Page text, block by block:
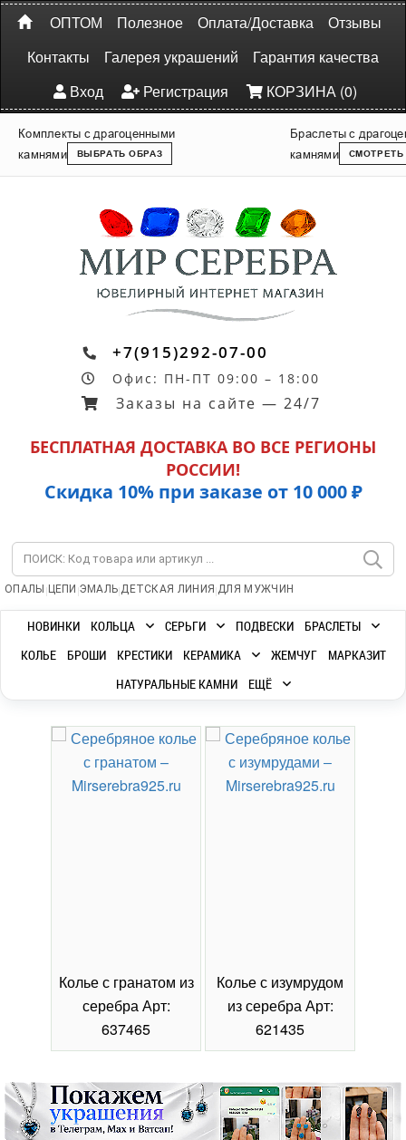
ОПТОМ Полезное Оплата/Доставка
Отзывы
Контакты
Галерея украшений
Гарантия качества
Вход
Регистрация КОРЗИНА (0)
Комплекты с драгоценными
камнями
ВЫБРАТЬ ОБРАЗ
Браслеты с
камнями
СМОТРЕТЬ
+7(915)292-07-00
Офис: ПН-ПТ 09:00 – 18:00
Заказы на сайте — 24/7
БЕСПЛАТНАЯ ДОСТАВКА ВО ВСЕ РЕГИОНЫ
РОССИИ!
Скидка 10% при заказе от 10 000 ₽
ОПАЛЫ | ЦЕПИ |ЭМАЛЬ|ДЕТСКАЯ ЛИНИЯ |ДЛЯ МУЖЧИН
НОВИНКИ КОЛЬЦА СЕРЬГИ ПОДВЕСКИ
БРАСЛЕТЫ
КОЛЬЕ
БРОШИ КРЕСТИКИ КЕРАМИКА ЖЕМЧУГ
МАРКАЗИТ
НАТУРАЛЬНЫЕ КАМНИ
ЕЩЁ
Колье с гранатом из
серебра Арт:
637465
Колье с изумрудом
из серебра Арт:
621435